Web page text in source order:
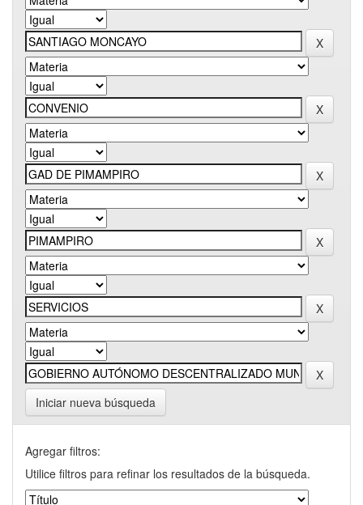
Iniciar nueva búsqueda
Agregar filtros:
Utilice filtros para refinar los resultados de la búsqueda.